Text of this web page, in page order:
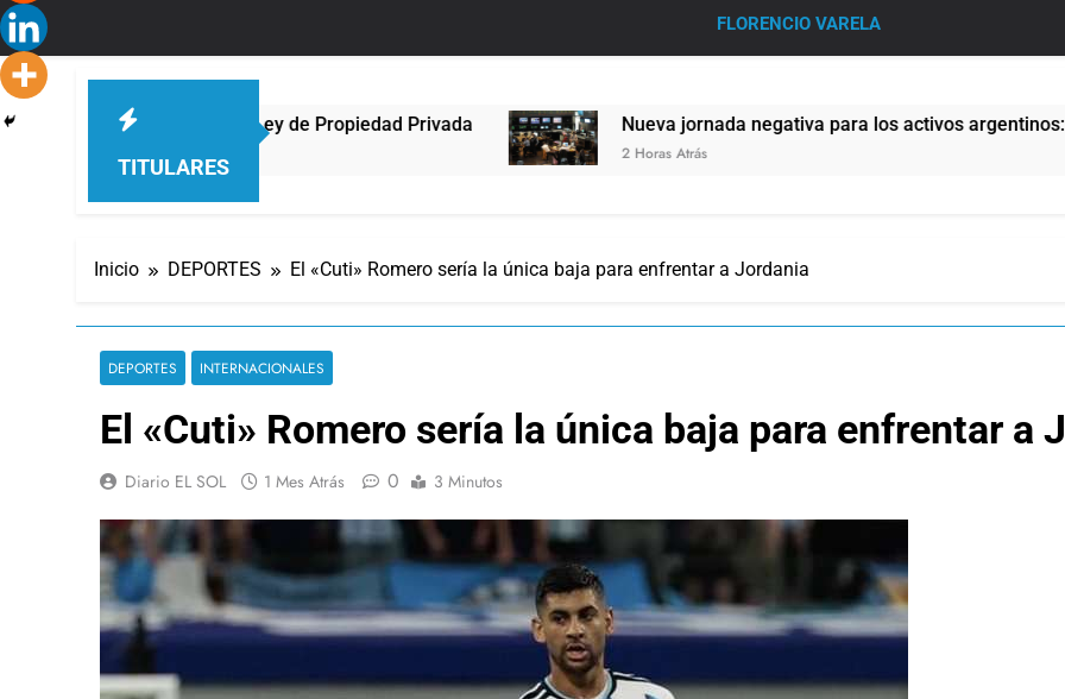
FLORENCIO VARELA
TITULARES
contra la Ley de Propiedad Privada Nueva jornada negativa para los activos argentinos: cayeron
2 Horas Atrás
Inicio DEPORTES El «Cuti» Romero sería la única baja para enfrentar a Jordania
DEPORTES INTERNACIONALES
El «Cuti» Romero sería la única baja para enfrentar a
Diario EL SOL 1 Mes Atrás 0 3 Minutos